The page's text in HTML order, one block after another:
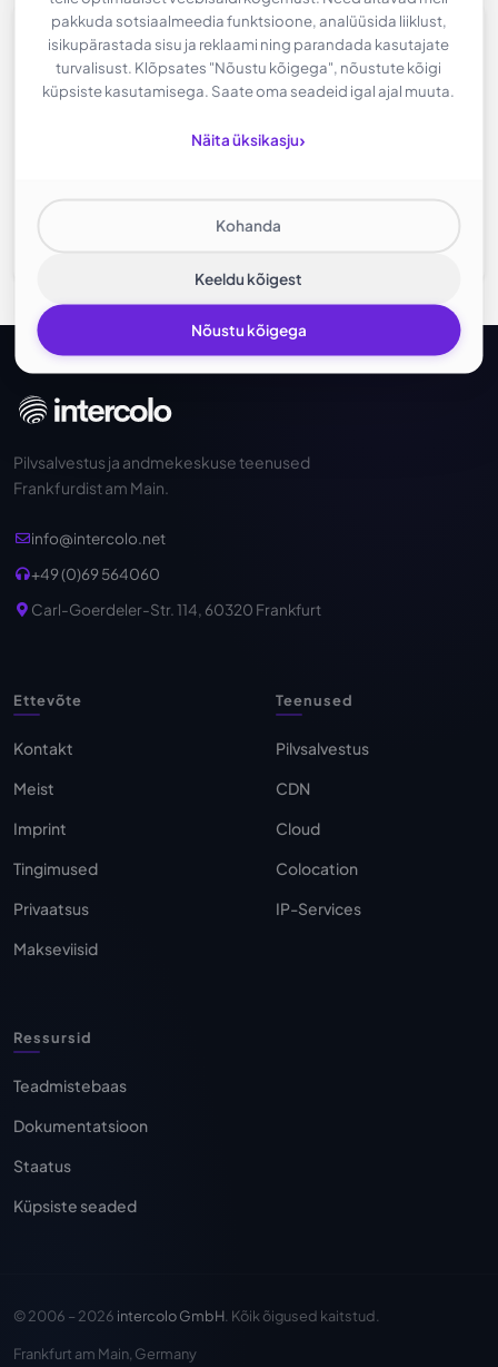
pakkuda sotsiaalmeedia funktsioone, analüüsida liiklust,
isikupärastada sisu ja reklaami ning parandada kasutajate
turvalisust. Klõpsates "Nõustu kõigega", nõustute kõigi
küpsiste kasutamisega. Saate oma seadeid igal ajal muuta.
Näita üksikasju›
Kohanda
Keeldu kõigest
Nõustu kõigega
Streitschlichtung
Die Europäische Kommission stellt eine Plattform zur
https://ec.europa.eu/consumers/odr/
Streitbeilegungsverfahren vor einer
Verbraucherschlichtungsstelle teilzunehmen.
Pilvsalvestus ja andmekeskuse teenused
Frankfurdist am Main.
info@intercolo.net
+49 (0)69 564060
Carl-Goerdeler-Str. 114, 60320 Frankfurt
Ettevõte
Kontakt
Meist
Imprint
Tingimused
Privaatsus
Makseviisid
Teenused
Pilvsalvestus
CDN
Cloud
Colocation
IP-Services
Ressursid
Teadmistebaas
Dokumentatsioon
Staatus
Küpsiste seaded
© 2006 – 2026 intercolo GmbH . Kõik õigused kaitstud.
Frankfurt am Main, Germany